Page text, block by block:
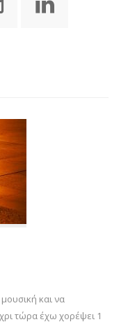
και να
τώρα έχω χορέψει 1